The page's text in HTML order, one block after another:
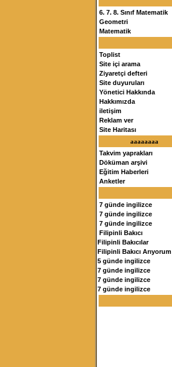
6. 7. 8. Sınıf Matematik
Geometri
Matematik
Toplist
Site içi arama
Ziyaretçi defteri
Site duyuruları
Yönetici Hakkında
Hakkımızda
iletişim
Reklam ver
Site Haritası
aaaaaaaa
Takvim yaprakları
Döküman arşivi
Eğitim Haberleri
Anketler
7 günde ingilizce
7 günde ingilizce
7 günde ingilizce
Filipinli Bakıcı
Filipinli Bakıcılar
Filipinli Bakıcı Arıyorum
5 günde ingilizce
7 günde ingilizce
7 günde ingilizce
7 günde ingilizce